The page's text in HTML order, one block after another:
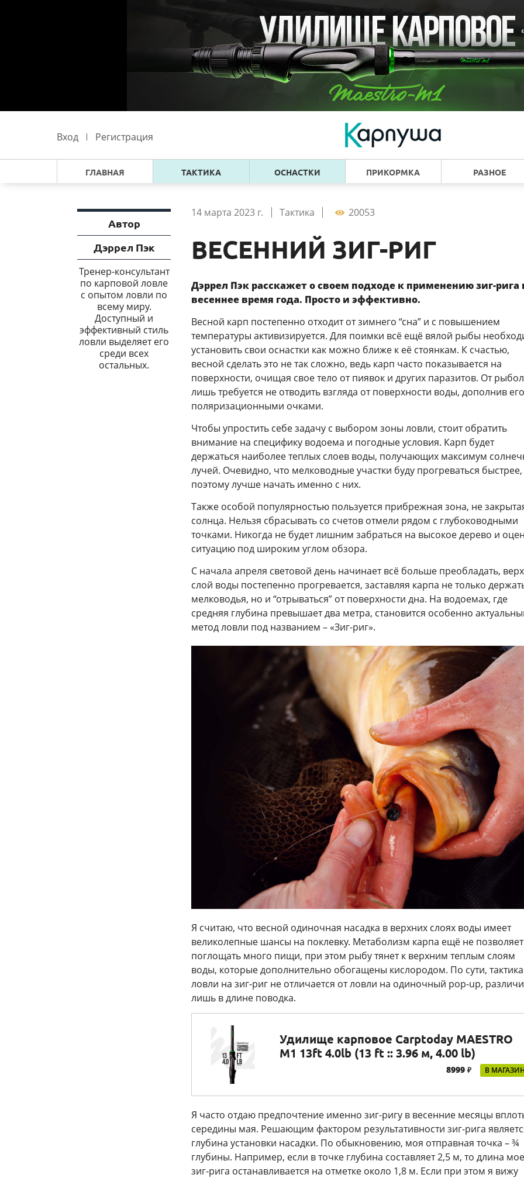
Вход Регистрация
ГЛАВНАЯ ТАКТИКА ОСНАСТКИ ПРИКОРМКА РАЗНОЕ
14 марта 2023 г. Тактика 20053
Автор
Дэррел Пэк
Тренер-консультант
по карповой ловле
с опытом ловли по
всему миру.
Доступный и
эффективный стиль
ловли выделяет его
среди всех
остальных.
ВЕСЕННИЙ ЗИГ-РИГ
Дэррел Пэк расскажет о своем подходе к применению зиг-рига
весеннее время года. Просто и эффективно.
Весной карп постепенно отходит от зимнего “сна” и с повышением
температуры активизируется. Для поимки всё ещё вялой рыбы
установить свои оснастки как можно ближе к её стоянкам. К счастью,
весной сделать это не так сложно, ведь карп часто показывается на
поверхности, очищая свое тело от пиявок и других паразитов. От
лишь требуется не отводить взгляда от поверхности воды, дополнив его
поляризационными очками.
Чтобы упростить себе задачу с выбором зоны ловли, стоит обратить
внимание на специфику водоема и погодные условия. Карп будет
держаться наиболее теплых слоев воды, получающих максимум
лучей. Очевидно, что мелководные участки буду прогреваться быстрее,
поэтому лучше начать именно с них.
Также особой популярностью пользуется прибрежная зона, не
солнца. Нельзя сбрасывать со счетов отмели рядом с глубоководными
точками. Никогда не будет лишним забраться на высокое дерево и
ситуацию под широким углом обзора.
С начала апреля световой день начинает всё больше преобладать,
слой воды постепенно прогревается, заставляя карпа не только
мелководья, но и “отрываться” от поверхности дна. На водоемах, где
средняя глубина превышает два метра, становится особенно
метод ловли под названием – «Зиг-риг».
Я считаю, что весной одиночная насадка в верхних слоях воды имеет
великолепные шансы на поклевку. Метаболизм карпа ещё не позволяет
поглощать много пищи, при этом рыбу тянет к верхним теплым слоям
воды, которые дополнительно обогащены кислородом. По сути, тактика
ловли на зиг-риг не отличается от ловли на одиночный pop-up,
лишь в длине поводка.
Удилище карповое Carptoday MAESTRO
M1 13ft 4.0lb (13 ft :: 3.96 м, 4.00 lb)
8999 ₽ В
Я часто отдаю предпочтение именно зиг-ригу в весенние месяцы
середины мая. Решающим фактором результативности зиг-рига
глубина установки насадки. По обыкновению, моя отправная точка – ¾
глубины. Например, если в точке глубина составляет 2,5 м, то длина
зиг-рига останавливается на отметке около 1,8 м. Если при этом я вижу